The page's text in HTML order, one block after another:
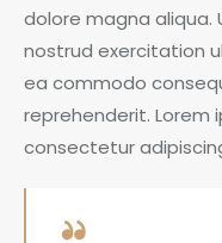
dolore magna aliqua.
nostrud exercitation
ea commodo
reprehenderit. Lorem
consectetur